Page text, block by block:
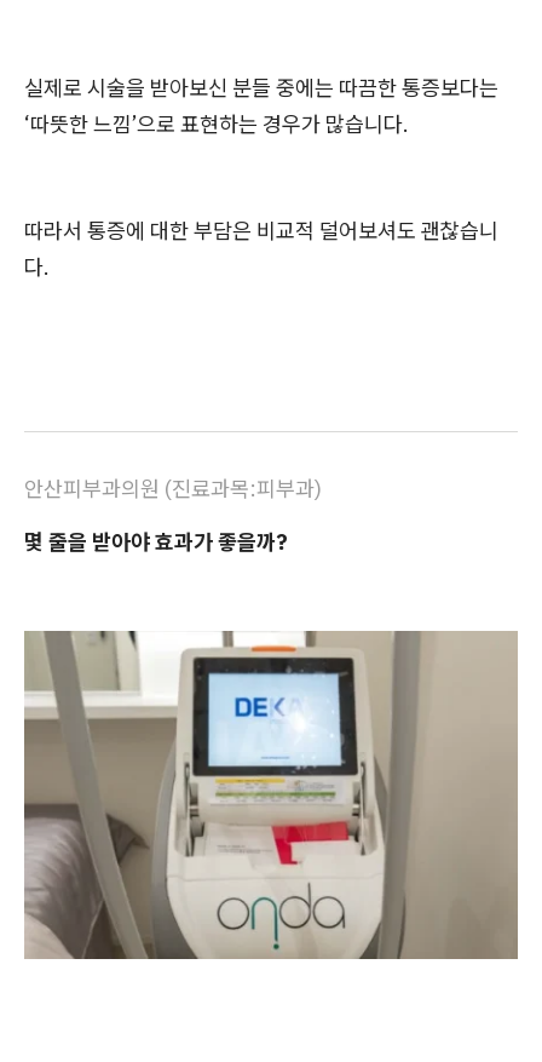
실제로 시술을 받아보신 분들 중에는 따끔한 통증보다는
‘따뜻한 느낌’으로 표현하는 경우가 많습니다.
따라서 통증에 대한 부담은 비교적 덜어보셔도 괜찮습니
다.
안산피부과의원 (진료과목:피부과)
몇 줄을 받아야 효과가 좋을까?